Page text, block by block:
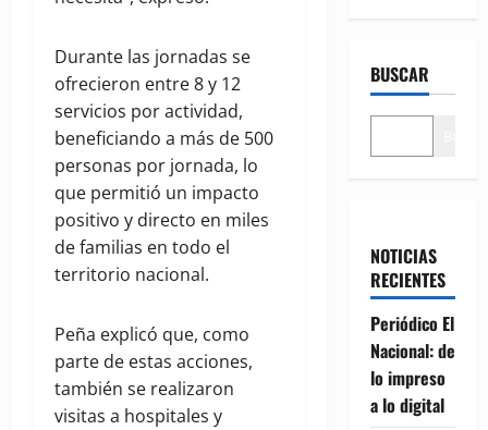
Durante las jornadas se
ofrecieron entre 8 y 12
servicios por actividad,
beneficiando a más de 500
personas por jornada, lo
que permitió un impacto
positivo y directo en miles
de familias en todo el
territorio nacional.
Peña explicó que, como
parte de estas acciones,
también se realizaron
visitas a hospitales y
BUSCAR
NOTICIAS
RECIENTES
Periódico El
Nacional: de
lo impreso
a lo digital